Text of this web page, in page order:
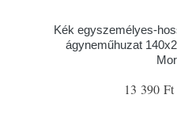
Kék egyszemélyes-
ágyneműhuzat
13 390 Ft